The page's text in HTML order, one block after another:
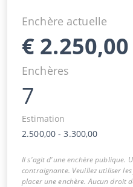
Enchère actuelle
€ 2.250,00
Enchères
7
Estimation
2.500,00 -3.300,00
Il s'agit d'une enchère publique.
contraignante. Veuillez utiliser
placer une enchère. Aucun droit